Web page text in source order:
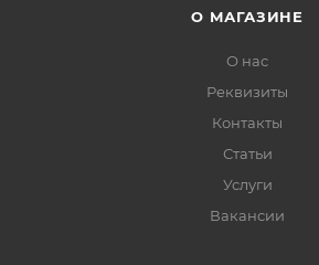
О МАГАЗИНЕ
О нас
Реквизиты
Контакты
Статьи
Услуги
Вакансии